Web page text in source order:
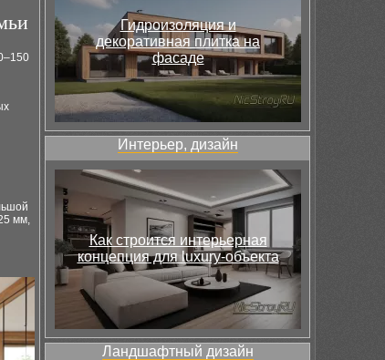
мм,
Гидроизоляция и
декоративная плитка на
фасаде
Интерьер, дизайн
Как строится интерьерная
концепция для luxury-объекта
Ландшафтный дизайн